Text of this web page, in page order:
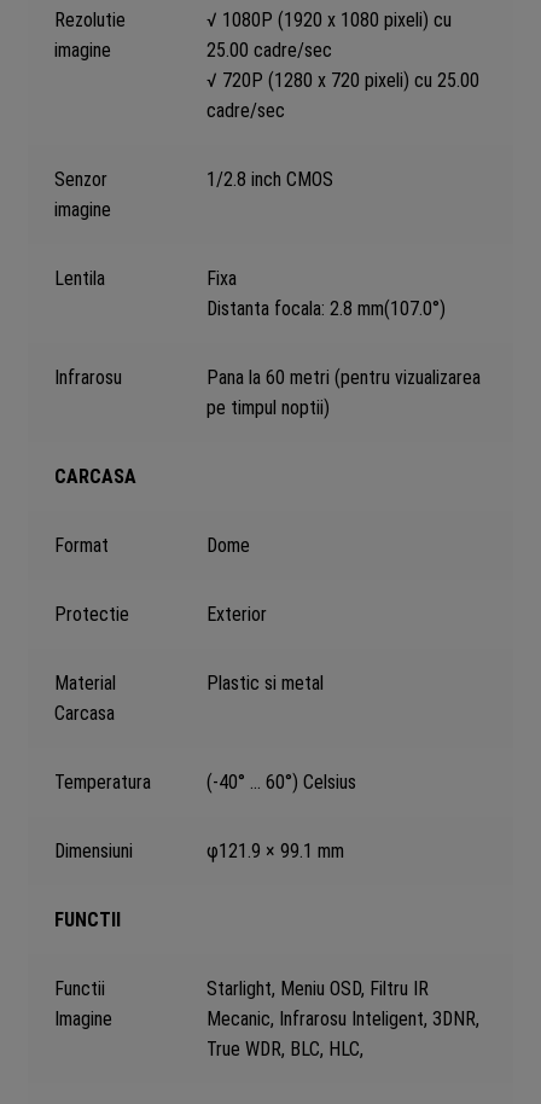
Rezolutie
imagine
√ 1080P (1920 x 1080 pixeli) cu
25.00 cadre/sec
√ 720P (1280 x 720 pixeli) cu 25.00
cadre/sec
Senzor
imagine
1/2.8 inch CMOS
Lentila
Fixa
Distanta focala: 2.8 mm(107.0°)
Infrarosu
Pana la 60 metri (pentru vizualizarea
pe timpul noptii)
CARCASA
Format Dome
Protectie Exterior
Material
Carcasa
Plastic si metal
Temperatura (-40° … 60°) Celsius
Dimensiuni φ121.9 × 99.1 mm
FUNCTII
Functii
Imagine
Starlight, Meniu OSD, Filtru IR
Mecanic, Infrarosu Inteligent, 3DNR,
True WDR, BLC, HLC,